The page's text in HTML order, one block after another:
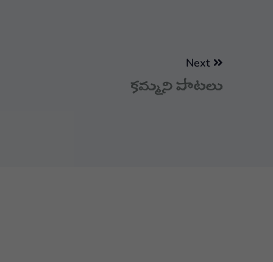
Next
కమ్మని పాటలు